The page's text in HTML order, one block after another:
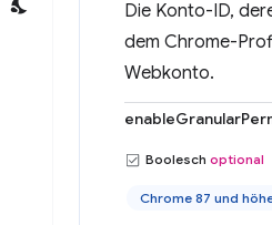
Die Konto-ID,
dem Chrome-
Webkonto.
Boolesch optional
Chrome 87 und